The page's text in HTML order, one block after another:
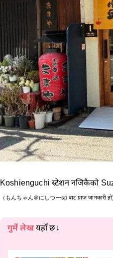
Koshienguchi स्टेशन नजिकैको
（もんちゃん＠にしつーsp बाट प्राप्त जानकारी हो)
गुर्मे लेखयहाँ छ↓